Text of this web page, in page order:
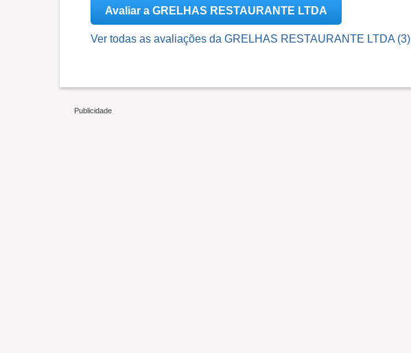
Avaliar a GRELHAS RESTAURANTE LTDA
Ver todas as avaliações da GRELHAS RESTAURANTE LTDA (3)